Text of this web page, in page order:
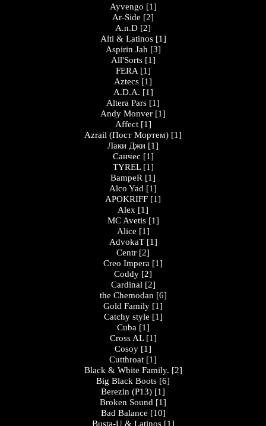
Ayvengo [1]
Ar-Side [2]
A.n.D [2]
Alti & Latinos [1]
Aspirin Jah [3]
All'Sorts [1]
FERA [1]
Aztecs [1]
A.D.A. [1]
Altera Pars [1]
Andy Monver [1]
Affect [1]
Azrail (Пост Мортем) [1]
Лаки Джи [1]
Санчес [1]
TYREL [1]
BampeR [1]
Alco Yad [1]
APOKRIFF [1]
Alex [1]
MC Avetis [1]
Alice [1]
AdvokaT [1]
Centr [2]
Creo Impera [1]
Coddy [2]
Cardinal [2]
the Chemodan [6]
Gold Family [1]
Catchy style [1]
Cuba [1]
Cross AL [1]
Cosoy [1]
Cutthroat [1]
Black & White Family. [2]
Big Black Boots [6]
Berezin (P13) [1]
Broken Sound [1]
Bad Balance [10]
Busta-U & Latinos [1]